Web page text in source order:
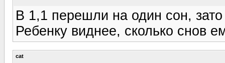
В 1,1 перешли на один сон,
Ребенку виднее, сколько снов
cat